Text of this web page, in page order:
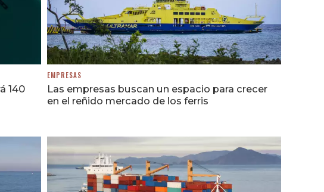
140
EMPRESAS
Las empresas buscan un espacio para crecer
en el reñido mercado de los ferris